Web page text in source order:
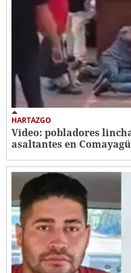
HARTAZGO
Video: pobladores
asaltantes en